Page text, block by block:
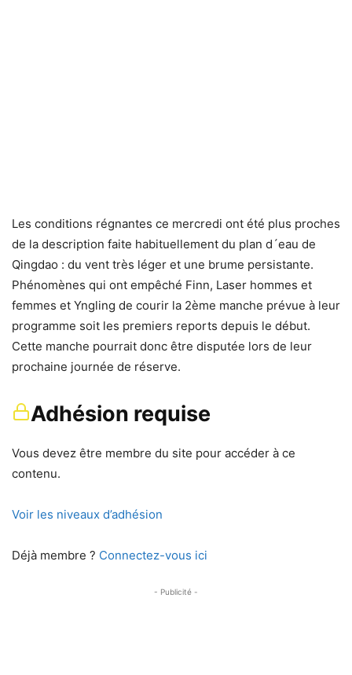
Les conditions régnantes ce mercredi ont été plus proches
de la description faite habituellement du plan d´eau de
Qingdao : du vent très léger et une brume persistante.
Phénomènes qui ont empêché Finn, Laser hommes et
femmes et Yngling de courir la 2ème manche prévue à leur
programme soit les premiers reports depuis le début.
Cette manche pourrait donc être disputée lors de leur
prochaine journée de réserve.
Adhésion requise
Vous devez être membre du site pour accéder à ce
contenu.
Voir les niveaux d’adhésion
Déjà membre ? Connectez-vous ici
- Publicité -